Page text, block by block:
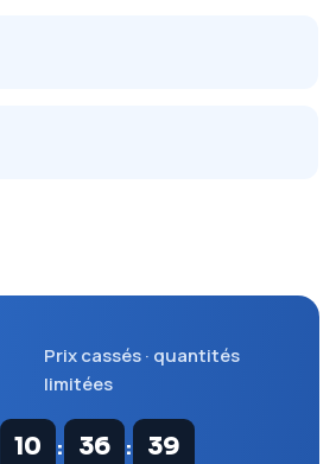
Prix cassés · quantités
limitées
10 : 36 : 38